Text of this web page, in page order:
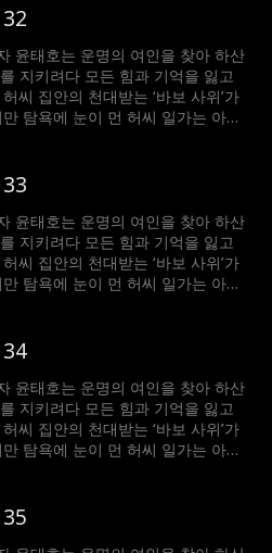
수민을 위해 그는 다시 ‘바보’를 연
를 괴롭힌 이들에게 처절한 복수를 시
윤태호는 운명의 여인을 찾아 하산
지키려다 모든 힘과 기억을 잃고
씨 집안의 천대받는 ‘바보 사위’가
탐욕에 눈이 먼 허씨 일가는 아내
수민을 위해 그는 다시 ‘바보’를 연
를 괴롭힌 이들에게 처절한 복수를 시
윤태호는 운명의 여인을 찾아 하산
지키려다 모든 힘과 기억을 잃고
씨 집안의 천대받는 ‘바보 사위’가
탐욕에 눈이 먼 허씨 일가는 아내
수민을 위해 그는 다시 ‘바보’를 연
를 괴롭힌 이들에게 처절한 복수를 시
윤태호는 운명의 여인을 찾아 하산
지키려다 모든 힘과 기억을 잃고
씨 집안의 천대받는 ‘바보 사위’가
탐욕에 눈이 먼 허씨 일가는 아내
수민을 위해 그는 다시 ‘바보’를 연
를 괴롭힌 이들에게 처절한 복수를 시